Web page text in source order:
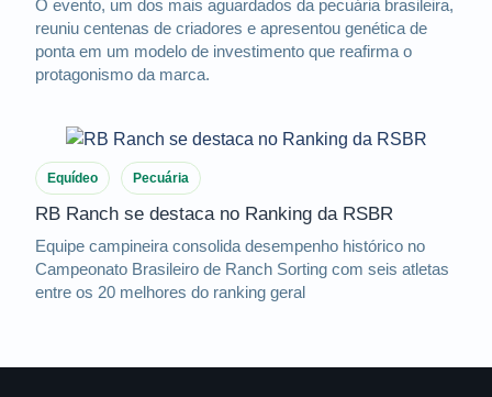
O evento, um dos mais aguardados da pecuária brasileira,
reuniu centenas de criadores e apresentou genética de
ponta em um modelo de investimento que reafirma o
protagonismo da marca.
Equídeo Pecuária
RB Ranch se destaca no Ranking da RSBR
Equipe campineira consolida desempenho histórico no
Campeonato Brasileiro de Ranch Sorting com seis atletas
entre os 20 melhores do ranking geral